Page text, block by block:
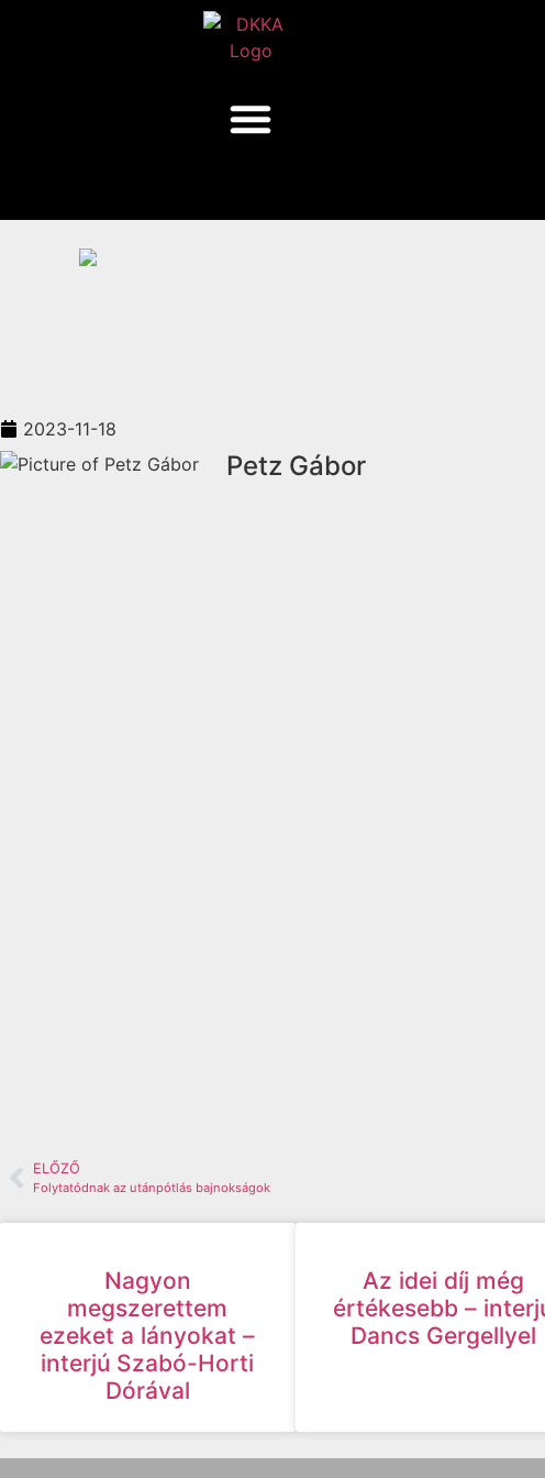
2023-11-18
Petz Gábor
ELŐZŐ
Folytatódnak az utánpótlás bajnokságok
Nagyon
megszerettem
ezeket a lányokat –
interjú Szabó-Horti
Dórával
Az idei díj még
értékesebb –
Dancs Gergellyel